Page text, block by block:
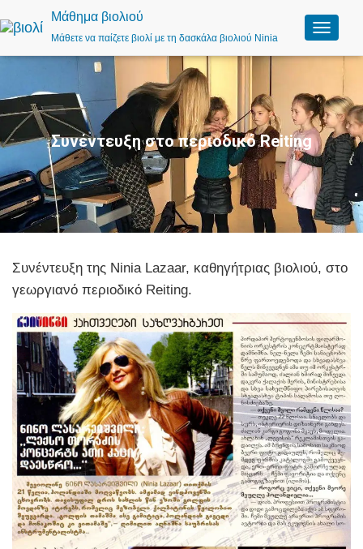
Μάθημα βιολιού
Μάθετε να παίζετε βιολί με τη δασκάλα βιολιού Ninia
Ε
ν
λ
α
γ
ή
π
λ
ο
ή
γ
η
Συνέντευξη στο περιοδικό Reiting
Συνέντευξη της Ninia Lazaar, καθηγήτριας βιολιού, στο
γεωργιανό περιοδικό Reiting.